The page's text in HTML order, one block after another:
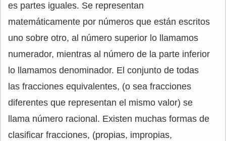
es partes iguales. Se representan
matemáticamente por números que están escritos
uno sobre otro, al número superior lo llamamos
numerador, mientras al número de la parte inferior
lo llamamos denominador. El conjunto de todas
las fracciones equivalentes, (o sea fracciones
diferentes que representan el mismo valor) se
llama número racional. Existen muchas formas de
clasificar fracciones, (propias, impropias,